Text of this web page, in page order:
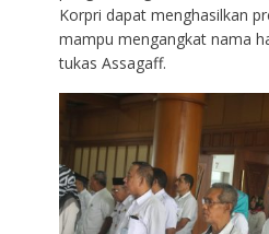
Korpri dapat menghasilkan
mampu mengangkat nama
tukas Assagaff.